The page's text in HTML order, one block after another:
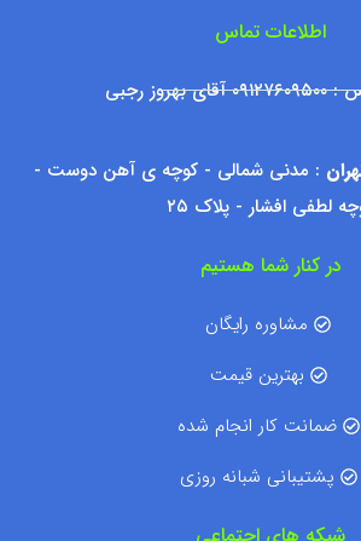
اطلاعات تماس
بهروز رجبی
: مدنی شمالی - کوچه ی آهن دوست -
لطفی افشار - پلاک ۲۵
در کنار شما هستیم
مشاوره رایگان
بهترین قیمت
ضمانت کار انجام شده
پشتیبانی شبانه روزی